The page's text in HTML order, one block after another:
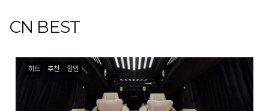
CN BEST
히트 추천 할인